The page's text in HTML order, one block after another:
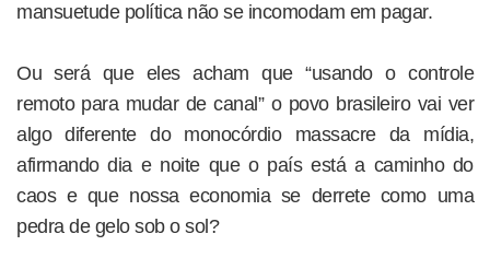
mansuetude política não se incomodam em pagar.
Ou será que eles acham que “usando o controle
remoto para mudar de canal” o povo brasileiro vai ver
algo diferente do monocórdio massacre da mídia,
afirmando dia e noite que o país está a caminho do
caos e que nossa economia se derrete como uma
pedra de gelo sob o sol?